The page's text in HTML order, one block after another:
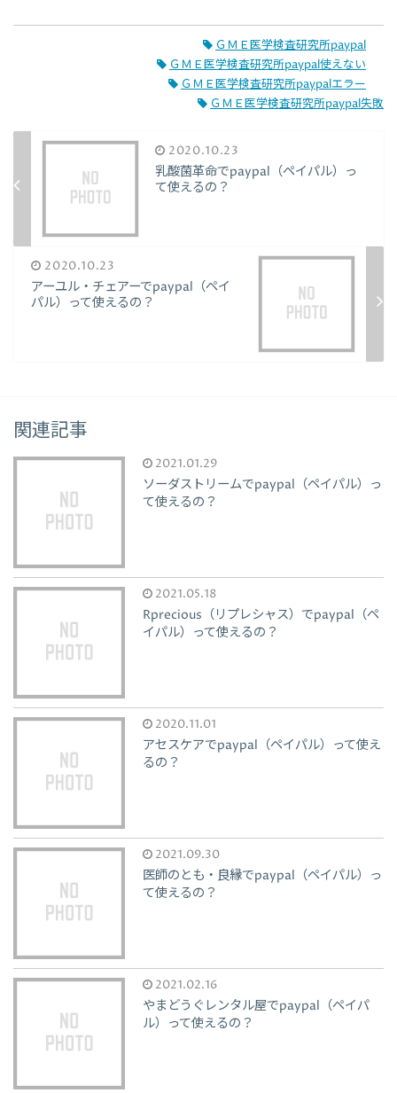
ＧＭＥ医学検査研究所paypal
ＧＭＥ医学検査研究所paypal使えない
ＧＭＥ医学検査研究所paypalエラー
ＧＭＥ医学検査研究所paypal失敗
2020.10.23
乳酸菌革命でpaypal（ペイパル）っ
て使えるの？
2020.10.23
アーユル・チェアーでpaypal（ペイ
パル）って使えるの？
関連記事
2021.01.29
ソーダストリームでpaypal（ペイパル）っ
て使えるの？
2021.05.18
Rprecious（リプレシャス）でpaypal（ペ
イパル）って使えるの？
2020.11.01
アセスケアでpaypal（ペイパル）って使え
るの？
2021.09.30
医師のとも・良縁でpaypal（ペイパル）っ
て使えるの？
2021.02.16
やまどうぐレンタル屋でpaypal（ペイパ
ル）って使えるの？